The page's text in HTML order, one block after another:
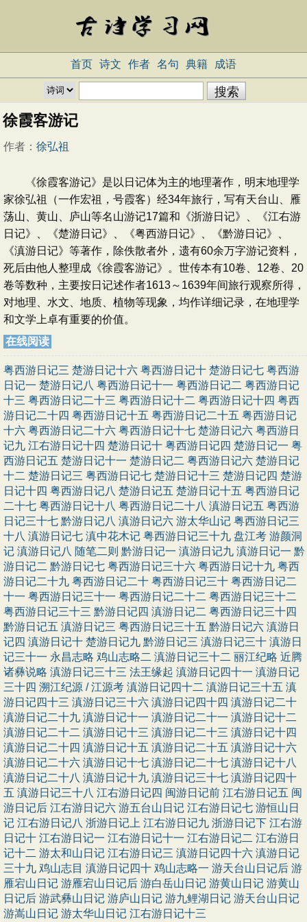
首页 诗文 作者 名句 典籍 成语
徐霞客游记
作者： 徐弘祖
《徐霞客游记》是以日记体为主的地理著作，明末地理学
家徐弘祖（一作宏祖，号霞客）经34年旅行，写有天台山、雁
荡山、黄山、庐山等名山游记17篇和《浙游日记》、《江右游
日记》、《楚游日记》、《粤西游日记》、《黔游日记》、
《滇游日记》等著作，除佚散者外，遗有60余万字游记资料，
死后由他人整理成《徐霞客游记》。世传本有10卷、12卷、20
卷等数种，主要按日记述作者1613～1639年间旅行观察所得，
对地理、水文、地质、植物等现象，均作详细记录，在地理学
和文学上卓有重要的价值。
在线阅读
粤西游日记三 楚游日记十六 粤西游日记十 楚游日记七 粤西游
日记一 楚游日记八 粤西游日记十一 粤西游日记二 粤西游日记
十三 粤西游日记二十三 粤西游日记十二 粤西游日记十四 粤西
游日记二十四 粤西游日记十五 粤西游日记二十五 粤西游日记
十六 粤西游日记二十六 粤西游日记十七 楚游日记六 粤西游日
记九 江右游日记十四 楚游日记十 粤西游日记四 楚游日记一 粤
西游日记五 楚游日记十一 楚游日记二 粤西游日记六 楚游日记
十二 楚游日记三 粤西游日记七 楚游日记十三 楚游日记四 楚游
日记十四 粤西游日记八 楚游日记五 楚游日记十五 粤西游日记
二十七 粤西游日记十八 粤西游日记二十八 滇游日记五 粤西游
日记三十七 黔游日记八 滇游日记六 游太华山记 粤西游日记三
十八 滇游日记七 滇中花木记 粤西游日记三十九 盘江考 游颜洞
记 滇游日记八 随笔二则 黔游日记一 滇游日记九 滇游日记一 黔
游日记二 黔游日记七 粤西游日记三十六 粤西游日记十九 粤西
游日记二十九 粤西游日记二十 粤西游日记三十 粤西游日记二
十一 粤西游日记三十一 粤西游日记二十二 粤西游日记三十二
粤西游日记三十三 黔游日记四 滇游日记二 粤西游日记三十四
黔游日记五 滇游日记三 粤西游日记三十五 黔游日记六 滇游日
记四 滇游日记十 楚游日记九 黔游日记三 滇游日记三十 滇游日
记三十一 永昌志略 鸡山志略二 滇游日记三十二 丽江纪略 近腾
诸彝说略 滇游日记三十三 法王缘起 滇游日记四十一 滇游日记
三十四 溯江纪源 / 江源考 滇游日记四十二 滇游日记三十五 滇
游日记四十三 滇游日记三十六 滇游日记四十四 滇游日记二十
滇游日记二十九 滇游日记十一 滇游日记二十一 滇游日记十二
滇游日记二十二 滇游日记十三 滇游日记二十三 滇游日记十四
滇游日记二十四 滇游日记十五 滇游日记二十五 滇游日记十六
滇游日记二十六 滇游日记十七 滇游日记二十七 滇游日记十八
滇游日记二十八 滇游日记十九 滇游日记三十七 滇游日记四十
五 滇游日记三十八 江右游日记四 闽游日记前 江右游日记五 闽
游日记后 江右游日记六 游五台山日记 江右游日记七 游恒山日
记 江右游日记八 浙游日记上 江右游日记九 浙游日记下 江右游
日记十 江右游日记一 江右游日记十一 江右游日记二 江右游日
记十二 游太和山日记 江右游日记三 滇游日记四十六 滇游日记
三十九 鸡山志目 滇游日记四十 鸡山志略一 游天台山日记后 游
雁宕山日记 游雁宕山日记后 游白岳山日记 游黄山日记 游黄山
日记后 游武彝山日记 游庐山日记 游九鲤湖日记 游天台山日记
游嵩山日记 游太华山日记 江右游日记十三